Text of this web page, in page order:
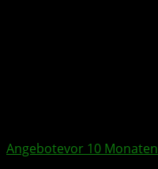
Angebotevor 10 Monaten